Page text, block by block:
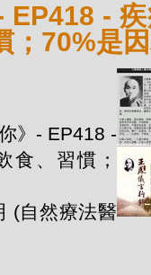
EP418 -
；70%是
》- EP418 -
食、習慣；
(自然療法醫